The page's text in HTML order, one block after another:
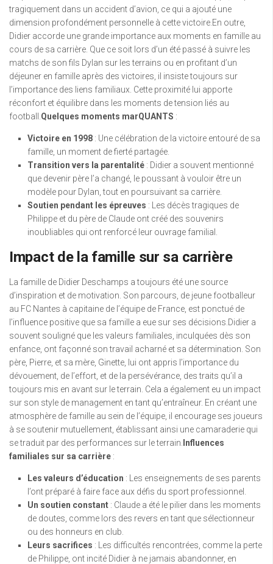
tragiquement dans un accident d’avion, ce qui a ajouté une
dimension profondément personnelle à cette victoire.En outre,
Didier accorde une grande importance aux moments en famille au
cours de sa carrière. Que ce soit lors d’un été passé à suivre les
matchs de son fils Dylan sur les terrains ou en profitant d’un
déjeuner en famille après des victoires, il insiste toujours sur
l’importance des liens familiaux. Cette proximité lui apporte
réconfort et équilibre dans les moments de tension liés au
football. Quelques moments marQUANTS :
Victoire en 1998 : Une célébration de la victoire entouré de sa
famille, un moment de fierté partagée.
Transition vers la parentalité : Didier a souvent mentionné
que devenir père l’a changé, le poussant à vouloir être un
modèle pour Dylan, tout en poursuivant sa carrière.
Soutien pendant les épreuves : Les décès tragiques de
Philippe et du père de Claude ont créé des souvenirs
inoubliables qui ont renforcé leur ouvrage familial.
Impact de la famille sur sa carrière
La famille de Didier Deschamps a toujours été une source
d’inspiration et de motivation. Son parcours, de jeune footballeur
au FC Nantes à capitaine de l’équipe de France, est ponctué de
l’influence positive que sa famille a eue sur ses décisions.Didier a
souvent souligné que les valeurs familiales, inculquées dès son
enfance, ont façonné son travail acharné et sa détermination. Son
père, Pierre, et sa mère, Ginette, lui ont appris l’importance du
dévouement, de l’effort, et de la persévérance, des traits qu’il a
toujours mis en avant sur le terrain. Cela a également eu un impact
sur son style de management en tant qu’entraîneur. En créant une
atmosphère de famille au sein de l’équipe, il encourage ses joueurs
à se soutenir mutuellement, établissant ainsi une camaraderie qui
se traduit par des performances sur le terrain. Influences
familiales sur sa carrière :
Les valeurs d’éducation : Les enseignements de ses parents
l’ont préparé à faire face aux défis du sport professionnel.
Un soutien constant : Claude a été le pilier dans les moments
de doutes, comme lors des revers en tant que sélectionneur
ou des honneurs en club.
Leurs sacrifices : Les difficultés rencontrées, comme la perte
de Philippe, ont incité Didier à ne jamais abandonner, en